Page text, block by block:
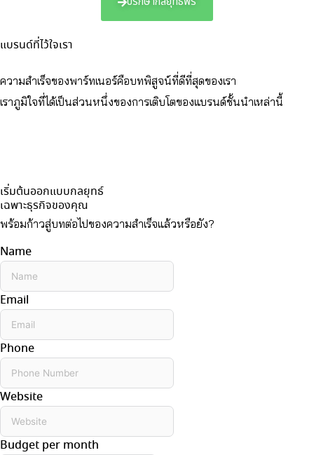
แบรนด์ที่ไว้ใจเรา
ความสำเร็จของพาร์ทเนอร์คือบทพิสูจน์ที่ดีที่สุดของเรา
เราภูมิใจที่ได้เป็นส่วนหนึ่งของการเติบโตของแบรนด์ชั้นนำเหล่านี้
เริ่มต้นออกแบบกลยุทธ์
เฉพาะธุรกิจของคุณ
พร้อมก้าวสู่บทต่อไปของความสำเร็จแล้วหรือยัง?
Name
Email
Phone
Website
Budget per month